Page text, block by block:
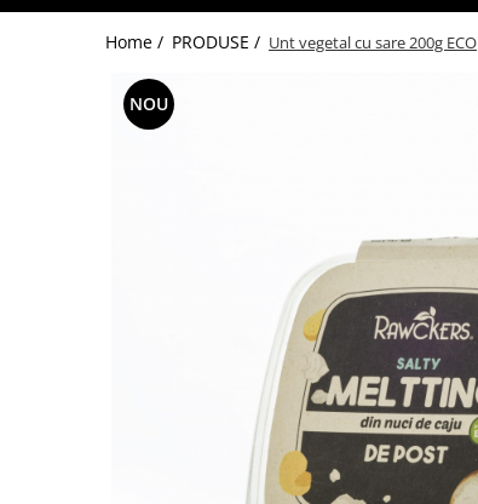
FRUCTE DESHIDRATATE
FRUCTE LA CONSERVĂ
OȚETURI ȘI SOSURI
Home / PRODUSE / Unt vegetal cu sare 200g ECO
NOU